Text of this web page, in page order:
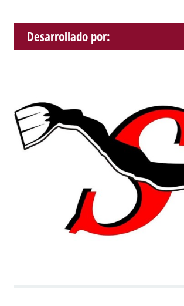
Desarrollado por: